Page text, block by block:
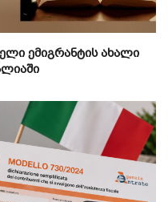
ემიგრანტის ახალი